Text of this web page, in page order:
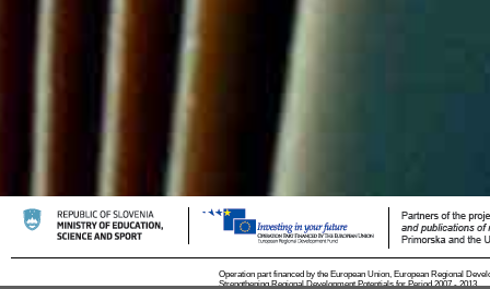
Operation part financed by the European Union, European Regional
Strengthening Regional Development Potentials for Period 2007 - 2013.